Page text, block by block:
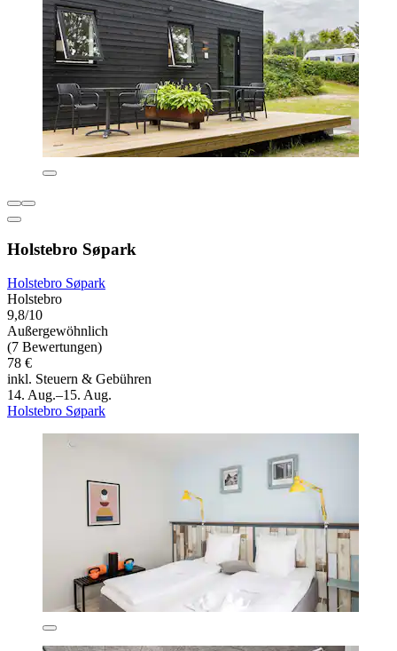
Holstebro Søpark
Holstebro Søpark
Holstebro
9,8/10
Außergewöhnlich
(7 Bewertungen)
78 €
inkl. Steuern & Gebühren
14. Aug.–15. Aug.
Holstebro Søpark